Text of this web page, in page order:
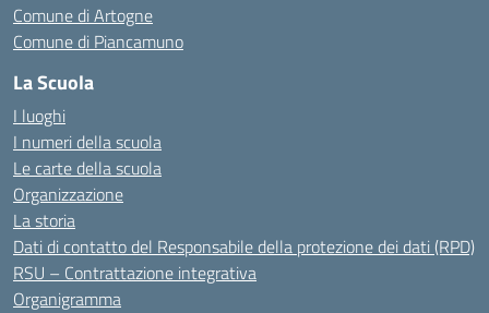
Comune di Artogne
Comune di Piancamuno
La Scuola
I luoghi
I numeri della scuola
Le carte della scuola
Organizzazione
La storia
Dati di contatto del Responsabile della protezione dei dati (RPD)
RSU – Contrattazione integrativa
Organigramma